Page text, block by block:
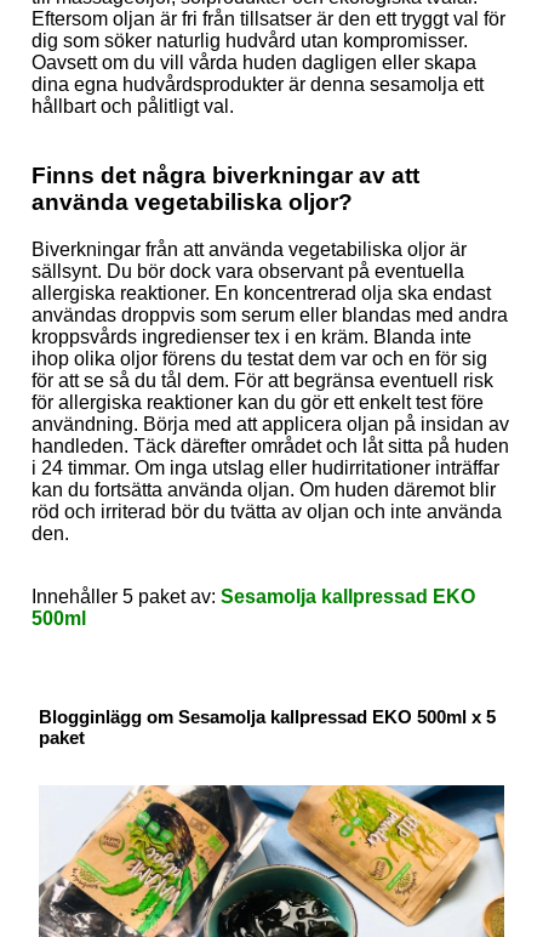
Eftersom oljan är fri från tillsatser är den ett tryggt val för
dig som söker naturlig hudvård utan kompromisser.
Oavsett om du vill vårda huden dagligen eller skapa
dina egna hudvårdsprodukter är denna sesamolja ett
hållbart och pålitligt val.
Finns det några biverkningar av att
använda vegetabiliska oljor?
Biverkningar från att använda vegetabiliska oljor är
sällsynt. Du bör dock vara observant på eventuella
allergiska reaktioner. En koncentrerad olja ska endast
användas droppvis som serum eller blandas med andra
kroppsvårds ingredienser tex i en kräm. Blanda inte
ihop olika oljor förens du testat dem var och en för sig
för att se så du tål dem. För att begränsa eventuell risk
för allergiska reaktioner kan du gör ett enkelt test före
användning. Börja med att applicera oljan på insidan av
handleden. Täck därefter området och låt sitta på huden
i 24 timmar. Om inga utslag eller hudirritationer inträffar
kan du fortsätta använda oljan. Om huden däremot blir
röd och irriterad bör du tvätta av oljan och inte använda
den.
Innehåller 5 paket av: Sesamolja kallpressad EKO
500ml
Blogginlägg om Sesamolja kallpressad EKO 500ml x 5
paket